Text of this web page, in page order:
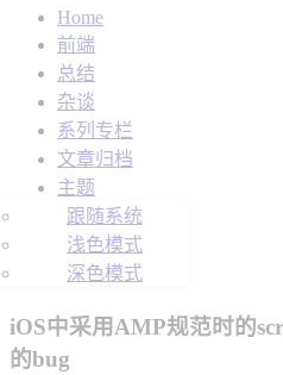
Home
前端
总结
杂谈
系列专栏
文章归档
主题
跟随系统
浅色模式
深色模式
iOS中采用AMP规范时的
的bug